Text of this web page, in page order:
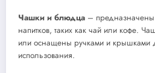
Чашки и блюдца –
напитков, таких как чай или кофе.
или оснащены ручками и крышками
использования.